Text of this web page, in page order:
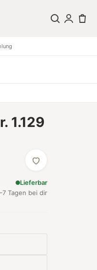
1.129
Lieferbar
Tagen bei dir